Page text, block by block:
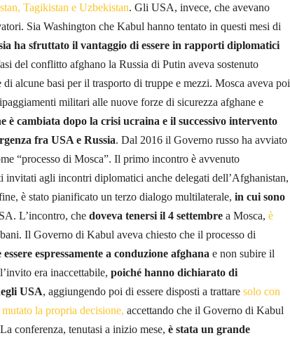
Tagikistan e Uzbekistan. Gli USA, invece, che avevano
Sia Washington che Kabul hanno tentato in questi mesi di
ha sfruttato il vantaggio di essere in rapporti diplomatici
del conflitto afghano la Russia di Putin aveva sostenuto
alcune basi per il trasporto di truppe e mezzi. Mosca aveva poi
militari alle nuove forze di sicurezza afghane e
è cambiata dopo la crisi ucraina e il successivo intervento
fra USA e Russia. Dal 2016 il Governo russo ha avviato
“processo di Mosca”. Il primo incontro è avvenuto
invitati agli incontri diplomatici anche delegati dell’Afghanistan,
è stato pianificato un terzo dialogo multilaterale, in cui sono
L’incontro, che doveva tenersi il 4 settembre a Mosca, è
Il Governo di Kabul aveva chiesto che il processo di
essere espressamente a conduzione afghana e non subire il
era inaccettabile, poiché hanno dichiarato di
USA, aggiungendo poi di essere disposti a trattare solo con
mutato la propria decisione, accettando che il Governo di Kabul
conferenza, tenutasi a inizio mese, è stata un grande